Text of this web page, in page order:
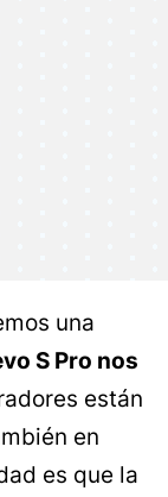
una
S Pro nos
están
en
es que la